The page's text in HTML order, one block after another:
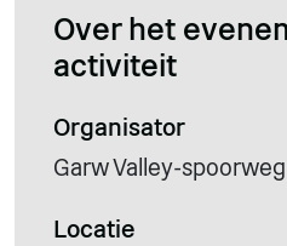
Over het
activiteit
Organisator
Garw Valley-spoorweg
Locatie